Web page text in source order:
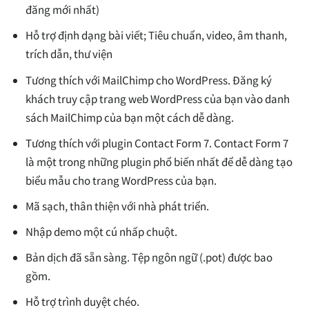
đăng mới nhất)
Hỗ trợ định dạng bài viết; Tiêu chuẩn, video, âm thanh,
trích dẫn, thư viện
Tương thích với MailChimp cho WordPress. Đăng ký
khách truy cập trang web WordPress của bạn vào danh
sách MailChimp của bạn một cách dễ dàng.
Tương thích với plugin Contact Form 7. Contact Form 7
là một trong những plugin phổ biến nhất để dễ dàng tạo
biểu mẫu cho trang WordPress của bạn.
Mã sạch, thân thiện với nhà phát triển.
Nhập demo một cú nhấp chuột.
Bản dịch đã sẵn sàng. Tệp ngôn ngữ (.pot) được bao
gồm.
Hỗ trợ trình duyệt chéo.